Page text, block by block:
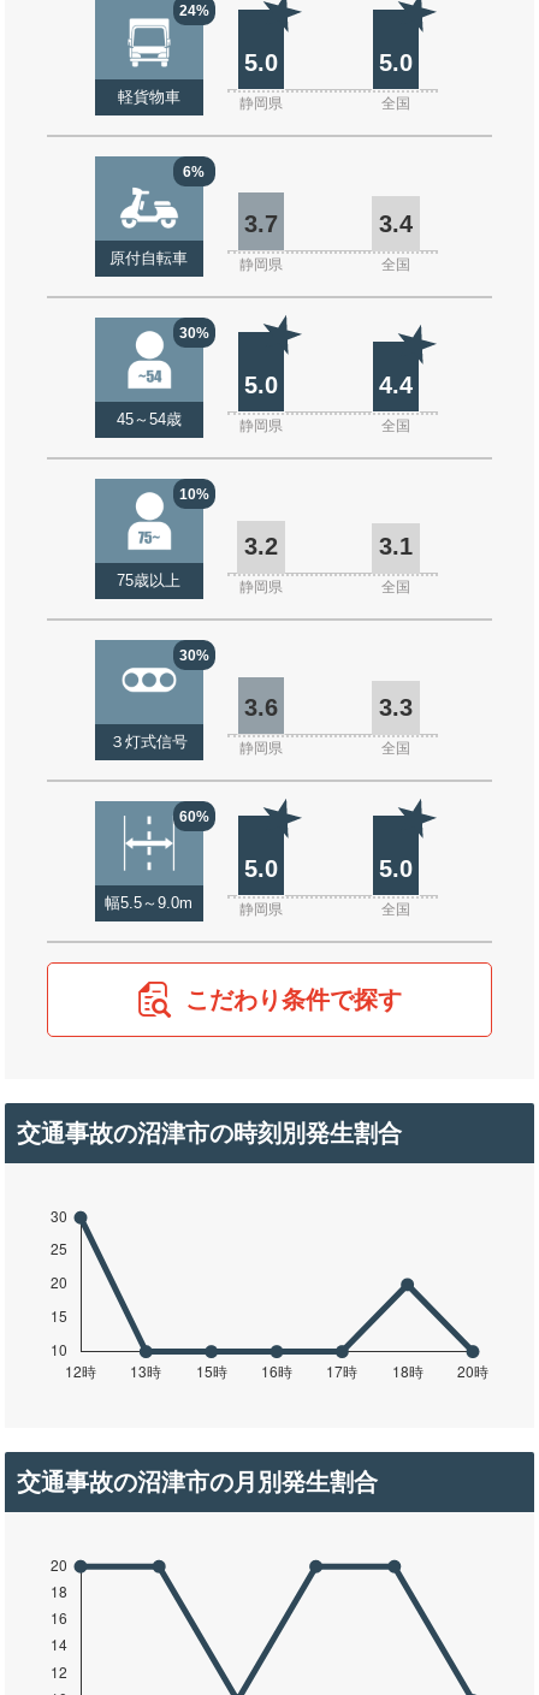
24%
軽貨物車
5.0 5.0
静岡県 全国
6%
原付自転車
3.7 3.4
静岡県 全国
30%
45～54歳
5.0 4.4
静岡県 全国
10%
75歳以上
3.2 3.1
静岡県 全国
30%
３灯式信号
3.6 3.3
静岡県 全国
60%
幅5.5～9.0m
5.0 5.0
静岡県 全国
こだわり条件で探す
交通事故の沼津市の時刻別発生割合
交通事故の沼津市の月別発生割合